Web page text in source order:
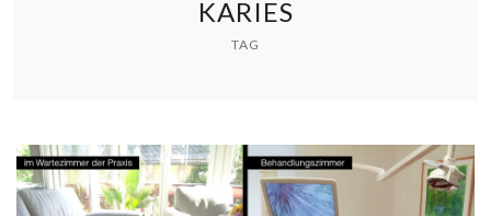
KARIES
TAG